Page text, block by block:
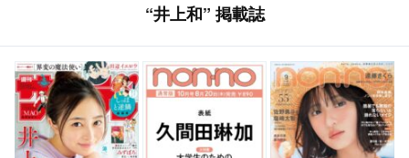
“井上和” 掲載誌